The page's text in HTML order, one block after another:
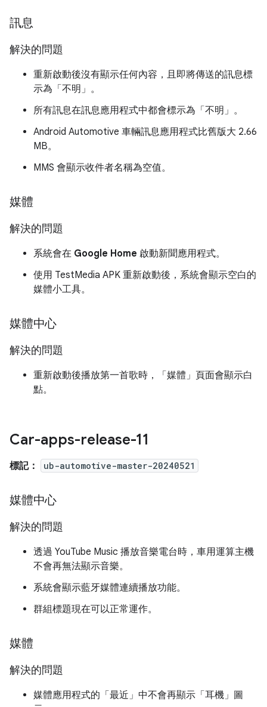
訊息
解決的問題
重新啟動後沒有顯示任何內容，且即將傳送的訊息標
示為「不明」 。
所有訊息在訊息應用程式中都會標示為「不明」 。
Android Automotive 車輛訊息應用程式比舊版大 2.66
MB。
MMS 會顯示收件者名稱為空值。
媒體
解決的問題
系統會在 Google Home 啟動新聞應用程式。
使用 TestMedia APK 重新啟動後，系統會顯示空白的
媒體小工具。
媒體中心
解決的問題
重新啟動後播放第一首歌時，「媒體」 頁面會顯示白
點。
Car-apps-release-11
標記： ub-automotive-master-20240521
媒體中心
解決的問題
透過 YouTube Music 播放音樂電台時，車用運算主機
不會再無法顯示音樂。
系統會顯示藍牙媒體連續播放功能。
群組標題現在可以正常運作。
媒體
解決的問題
媒體應用程式的「最近」 中不會再顯示「耳機」 圖